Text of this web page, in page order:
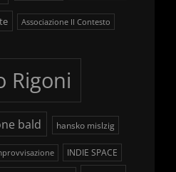
Associazione Il Contesto
Rigoni
bald hansko mislzig
INDIE SPACE